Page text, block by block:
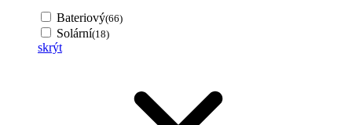
Bateriový(66)
Solární(18)
skrýt